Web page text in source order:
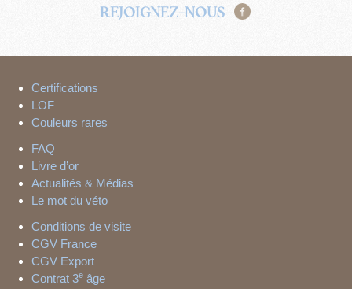
REJOIGNEZ-NOUS
Certifications
LOF
Couleurs rares
FAQ
Livre d’or
Actualités & Médias
Le mot du véto
Conditions de visite
CGV France
CGV Export
Contrat 3e âge